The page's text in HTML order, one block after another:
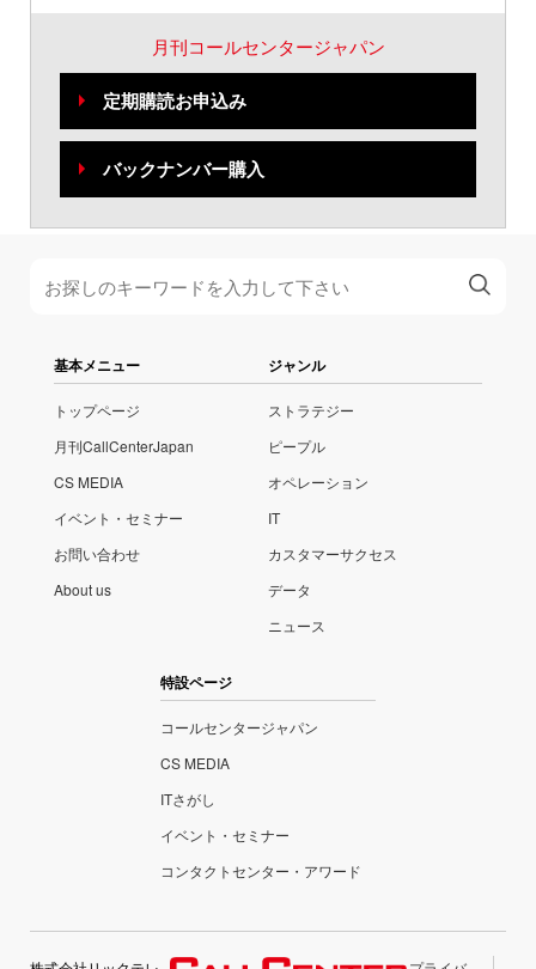
月刊コールセンタージャパン
定期購読お申込み
バックナンバー購入
基本メニュー
トップページ
月刊CallCenterJapan
CS MEDIA
イベント・セミナー
お問い合わせ
About us
ジャンル
ストラテジー
ピープル
オペレーション
IT
カスタマーサクセス
データ
ニュース
特設ページ
コールセンタージャパン
CS MEDIA
ITさがし
イベント・セミナー
コンタクトセンター・アワード